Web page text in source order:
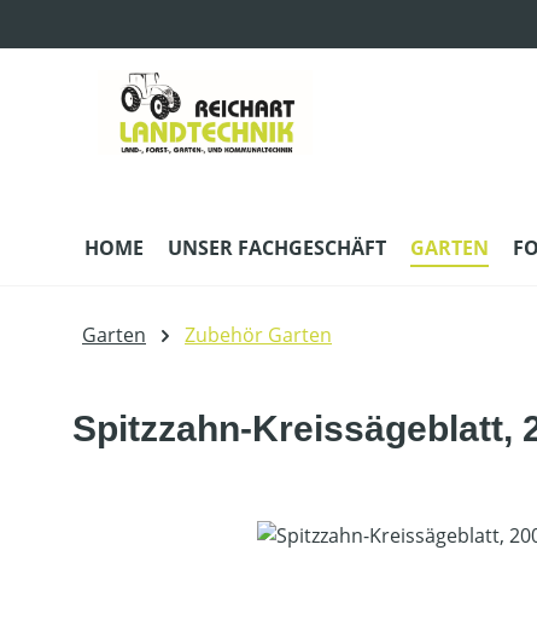
HOME UNSER FACHGESCHÄFT GARTEN
Garten Zubehör Garten
Spitzzahn-Kreissägeblatt,
Bildergalerie überspringen